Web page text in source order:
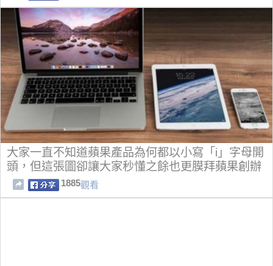
大家一直不知道蘋果產品為何都以小寫「i」字母開
頭，但這張圖卻讓大家秒懂之餘也更膜拜蘋果創辦
人！
1885觀看